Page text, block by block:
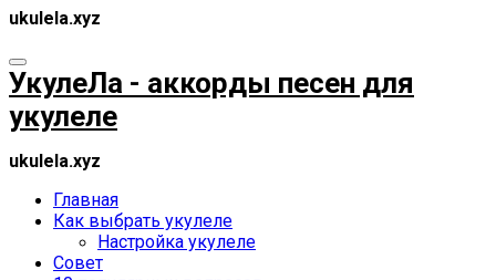
ukulela.xyz
УкулеЛа - аккорды песен для
укулеле
ukulela.xyz
Главная
Как выбрать укулеле
Настройка укулеле
Совет